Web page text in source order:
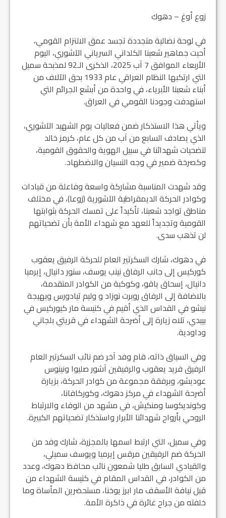
زوع أوغ – دهوك
في لوحة نضالية متجددة تجسد عمق الالتزام القومي،
أحيت جماهير شعبنا الكلداني السرياني الآشوري، اليوم
الأربعاء الموافق 7 آب 2025، الذكرى الـ92 لمذبحة سميل
التي ارتكبها النظام العراقي عام 1933 بحق الآلاف من
أبناء شعبنا الأبرياء، في واحدة من أبشع الجرائم التي
استهدفت وجودنا القومي في العراق.
ويأتي هذا الاستذكار ضمن فعاليات يوم الشهيد الآشوري،
الذي يصادف السابع من آب من كل عام، كرمز خالد
لتضحيات شهدائنا في سبيل الهوية والحقوق القومية،
وكصرخة ضمير في وجه النسيان والاضطهاد.
وقد شهدت المناسبة مشاركة واسعة وفاعلة من قيادات
وكوادر الحركة الديمقراطية الآشورية (زوعا)، في مختلف
مناطق تواجد شعبنا، تأكيداً على تمسك الحركة بثوابتها
القومية وتجديداً للعهد مع شهداء الأمة بأن تضحياتهم
لن تذهب سدى.
في دهوك، شارك السكرتير العام للحركة الرفيق يعقوب
كوركيس إلى جانب الرفاق نينب يوسف، سنور دانيال، إيرميا
دانيال، إسحاق ياقو، وكوكبة من الكوادر المتقدمة،
بالاضافة إلى الرفاق روبرت نوزاد و وليم تيادورس وبهيجة
نيشو في القداس الذي أقيم في كنيسة مار كيوركيس في
بيبدي، تلاه زيارة إلى أضرحة الشهداء في قريتي بلجاني
وداودية.
وفي السياق ذاته، قام وفد آخر ضم نائب السكرتير العام
الرفيق فريد يعقوب والرفيقين آشور صليوا ونينوس
عوديشو، وبرفقة مجموعة من كوادر الحركة، بزيارة
أضرحة الشهداء في مركز دهوك، وكوركافانا،
وكونديكوسا ومنكيش، في مشهد من الوفاء والارتباط
الروحي بأرواح شهدائنا الأبرار واستذكار تضحياتهم الكبيرة.
وفي سميل، التي ارتبط اسمها بالمجزرة، شارك وفد من
الحركة ضم الرفيقين مرقس إيرميا ويوسف سميلي،
والقيادي السابق طليا شمعون نائب محافظ دهوك، وعدد
من الكوادر، في القداس المقام في كنيسة الشهداء من
قبل نيافة الأسقف مار ابرز يوخنا، مستحضرين المأساة وما
خلفته من جراح غائرة في ذاكرة الأمة.